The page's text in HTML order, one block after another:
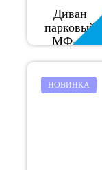
Диван
парковый
МФ-43
НОВИНКА